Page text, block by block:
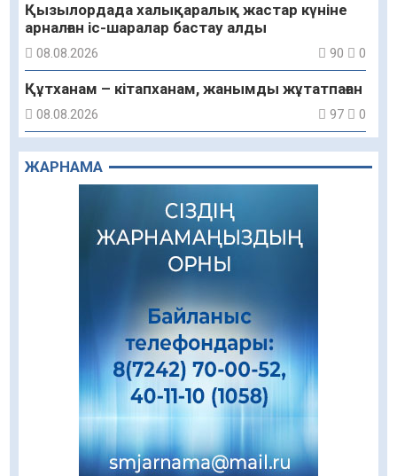
Қызылордада халықаралық жастар күніне
арналған іс-шаралар бастау алды
08.08.2026 90 0
Құтханам – кітапханам, жанымды жұтатпаған
08.08.2026 97 0
Құрылыс қарқыны – қала дамуының айғағы
08.08.2026
Зәулім ғимараттарда туған жерді түлеткен
азаматтардың қолтаңбасы бар
Еңбегі ерлікпен тең мамандық
Даналықтың шырағданы, ой-сананың
шамшырағы
08.08.2026
Кенеге қарсы залалсыздандыру жұмыстары
жүргізілуде
ЖАРНАМА